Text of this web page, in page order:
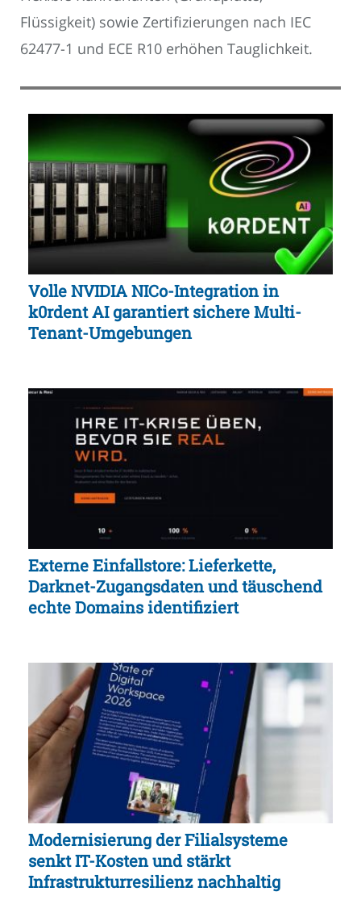
Flüssigkeit) sowie Zertifizierungen nach IEC
62477-1 und ECE R10 erhöhen Tauglichkeit.
Volle NVIDIA NICo-Integration in
k0rdent AI garantiert sichere Multi-
Tenant-Umgebungen
Externe Einfallstore: Lieferkette,
Darknet-Zugangsdaten und täuschend
echte Domains identifiziert
Modernisierung der Filialsysteme
senkt IT-Kosten und stärkt
Infrastrukturresilienz nachhaltig